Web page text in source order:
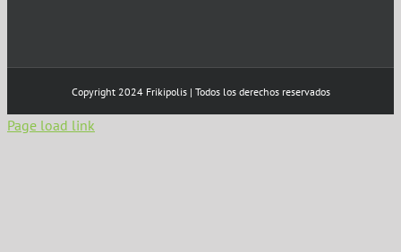
Copyright 2024 Frikipolis | Todos los derechos reservados
Page load link